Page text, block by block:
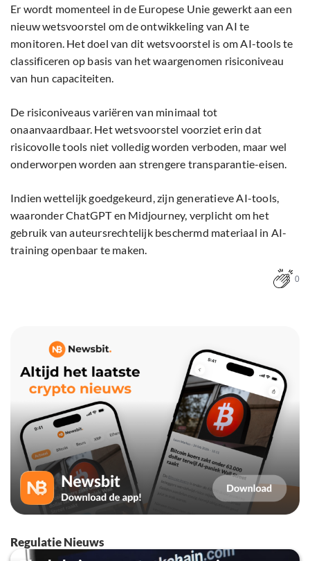
Er wordt momenteel in de Europese Unie gewerkt aan een
nieuw wetsvoorstel om de ontwikkeling van AI te
monitoren. Het doel van dit wetsvoorstel is om AI-tools te
classificeren op basis van het waargenomen risiconiveau
van hun capaciteiten.
De risiconiveaus variëren van minimaal tot
onaanvaardbaar. Het wetsvoorstel voorziet erin dat
risicovolle tools niet volledig worden verboden, maar wel
onderworpen worden aan strengere transparantie-eisen.
Indien wettelijk goedgekeurd, zijn generatieve AI-tools,
waaronder ChatGPT en Midjourney, verplicht om het
gebruik van auteursrechtelijk beschermd materiaal in AI-
training openbaar te maken.
0
Regulatie Nieuws